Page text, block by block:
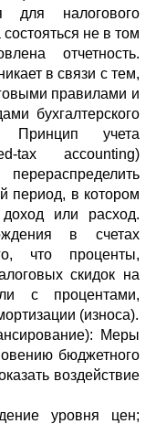
для налогового
не в том
отчетность.
в связи с тем,
правилами и
бухгалтерского
Принцип учета
tax accounting)
период, в котором
или расход.
в счетах
что проценты,
скидок на
с процентами,
(износа).
Меры
бюджетного
воздействие
уровня цен;